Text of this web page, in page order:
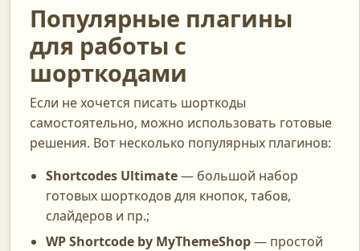
Популярные плагины
для работы с
шорткодами
Если не хочется писать шорткоды
самостоятельно, можно использовать готовые
решения. Вот несколько популярных плагинов:
Shortcodes Ultimate— большой набор
готовых шорткодов для кнопок, табов,
слайдеров и пр.;
WP Shortcode by MyThemeShop— простой